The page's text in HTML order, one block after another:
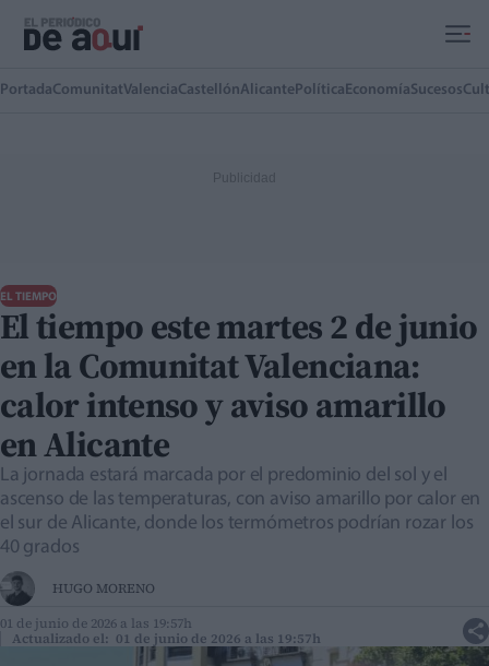
PortadaComunitatValenciaCastellónAlicante Política EconomíaSucesos
EL TIEMPO
El tiempo este martes 2 de junio
en la Comunitat Valenciana:
calor intenso y aviso amarillo
en Alicante
La jornada estará marcada por el predominio del sol y el
ascenso de las temperaturas, con aviso amarillo por calor en
el sur de Alicante, donde los termómetros podrían rozar los
40 grados
HUGO MORENO
01 de junio de 2026 a las 19:57h
Actualizado el: 01 de junio de 2026 a las 19:57h